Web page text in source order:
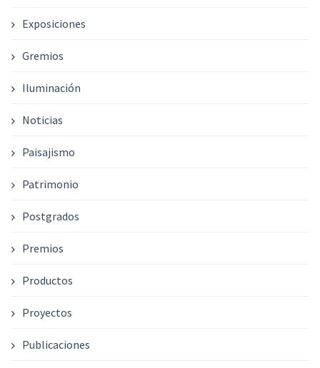
Exposiciones
Gremios
Iluminación
Noticias
Paisajismo
Patrimonio
Postgrados
Premios
Productos
Proyectos
Publicaciones